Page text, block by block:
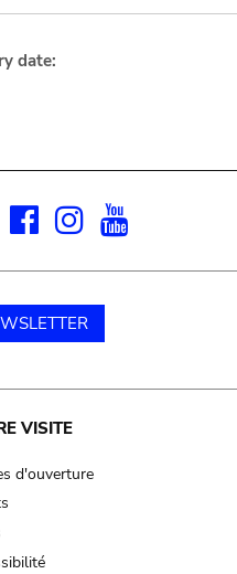
date:
X Facebook
Instagram
VISITE
d'ouverture